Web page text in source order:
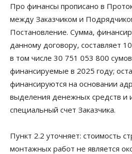
Про финансы прописано в
между Заказчиком и
Постановление. Сумма,
данному договору, составляет
в том числе 30 751 053 800
финансируемые в 2025 году;
финансируются на основании
выделения денежных средств и
специальный счет Заказчика.
Пункт 2.2 уточняет: стоимость
монтажных работ не является